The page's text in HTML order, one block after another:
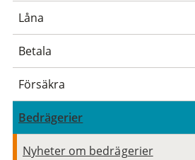
Låna
Betala
Försäkra
Bedrägerier
Nyheter om bedrägerier